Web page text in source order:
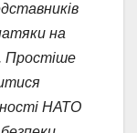
на
Простіше
НАТО